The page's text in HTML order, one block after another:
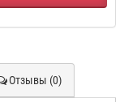
Отзывы (0)